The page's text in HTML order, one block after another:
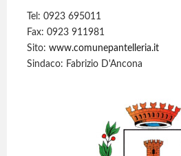
Tel: 0923 695011
Fax: 0923 911981
Sito:www.comunepantelleria.it
Sindaco: Fabrizio D'Ancona